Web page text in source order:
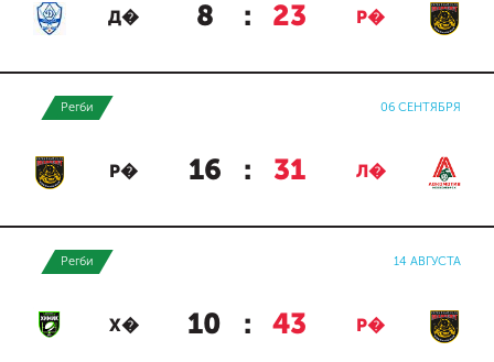
Д� 8 : 23 Р�
Регби 06 СЕНТЯБРЯ
Р� 16 : 31 Л�
Регби 14 АВГУСТА
Х� 10 : 43 Р�